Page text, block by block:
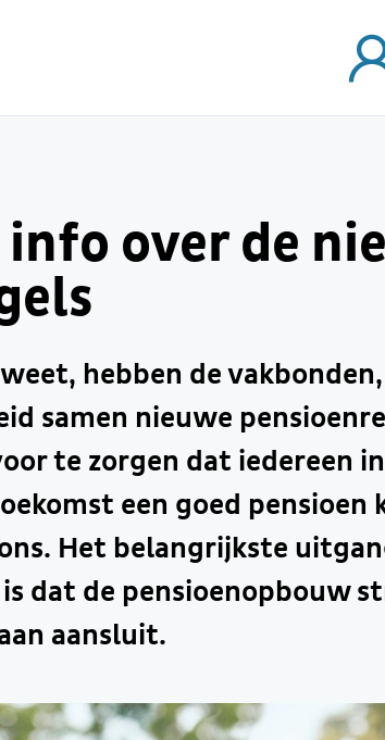
over de
hebben de vakbonden,
samen nieuwe
te zorgen dat iedereen in
een goed pensioen
Het belangrijkste
dat de pensioenopbouw
aansluit.